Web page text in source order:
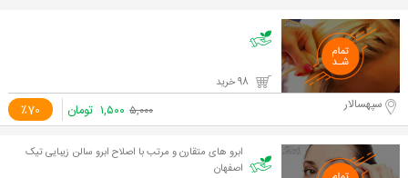
٪70 سپهسالار ۵,۰۰۰ ۱,۵۰۰ تومان
ابرو های متقارن و مرتب با اصلاح ابرو سالن زیبایی تیک
اصفهان